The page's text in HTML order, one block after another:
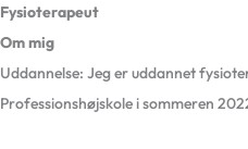
Fysioterapeut
Om mig
Uddannelse: Jeg er uddannet
Professionshøjskole i sommeren